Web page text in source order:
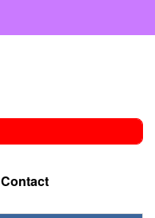
Contact